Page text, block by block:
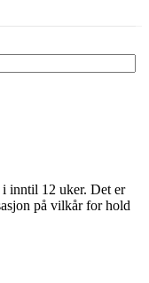
i inntil 12 uker. Det er
på vilkår for hold